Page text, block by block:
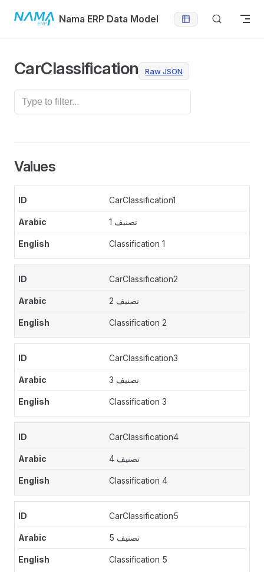
Skip to contentNama ERP Data Model
CarClassification Raw JSON
Values
CarClassification1
تصنيف 1
Classification 1
CarClassification2
تصنيف 2
Classification 2
CarClassification3
تصنيف 3
Classification 3
CarClassification4
تصنيف 4
Classification 4
CarClassification5
تصنيف 5
Classification 5